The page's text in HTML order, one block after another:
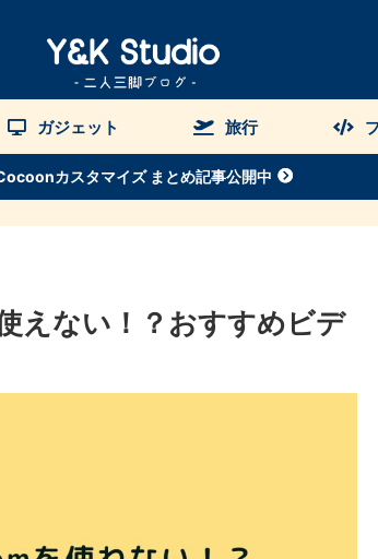
ガジェット 旅行
カスタマイズ まとめ記事公開中
えない！？おすすめビデ